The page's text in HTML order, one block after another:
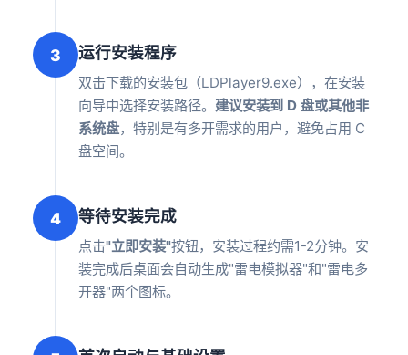
3 运行安装程序
双击下载的安装包（LDPlayer9.exe），在安装
向导中选择安装路径。 建议安装到 D 盘或其他非
系统盘，特别是有多开需求的用户，避免占用 C
盘空间。
4 等待安装完成
点击"立即安装"按钮，安装过程约需1-2分钟。安
装完成后桌面会自动生成"雷电模拟器"和"雷电多
开器"两个图标。